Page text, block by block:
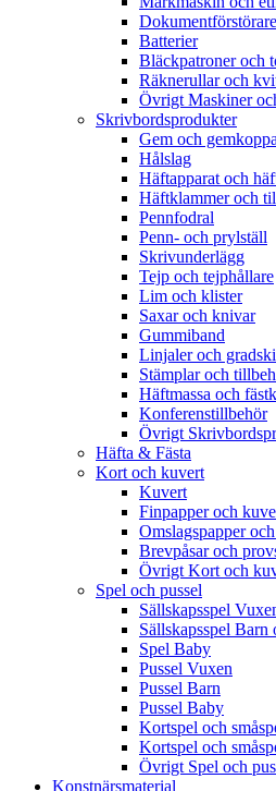
Dokumentförstörare
Batterier
Bläckpatroner och
Räknerullar och
Övrigt Maskiner
Skrivbordsprodukter
Gem och
Hålslag
Häftapparat och
Häftklammer och
Pennfodral
Penn- och prylställ
Skrivunderlägg
Tejp och tejphållare
Lim och klister
Saxar och knivar
Gummiband
Linjaler och
Stämplar och
Häftmassa och
Konferenstillbehör
Övrigt
Häfta & Fästa
Kort och kuvert
Kuvert
Finpapper och
Omslagspapper
Brevpåsar och
Övrigt Kort och
Spel och pussel
Sällskapsspel
Sällskapsspel Barn
Spel Baby
Pussel Vuxen
Pussel Barn
Pussel Baby
Kortspel och
Kortspel och
Övrigt Spel och
Konstnärsmaterial